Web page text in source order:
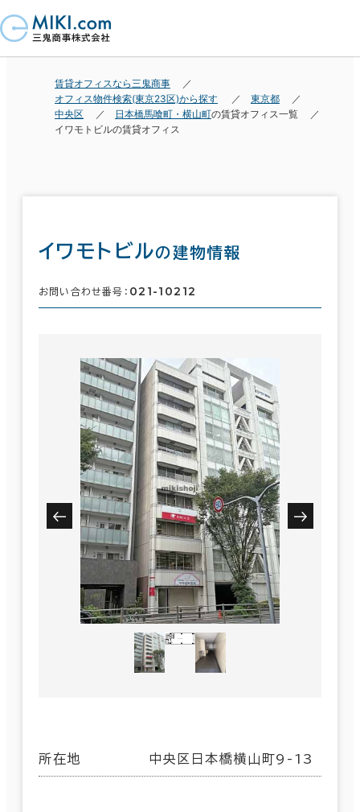
賃貸オフィスなら三鬼商事
オフィス物件検索(東京23区)から探す
東京都
中央区
日本橋馬喰町・横山町の賃貸オフィス一覧
イワモトビルの賃貸オフィス
イワモトビルの建物情報
お問い合わせ番号： 021-10212
所在地 中央区日本橋横山町9-13